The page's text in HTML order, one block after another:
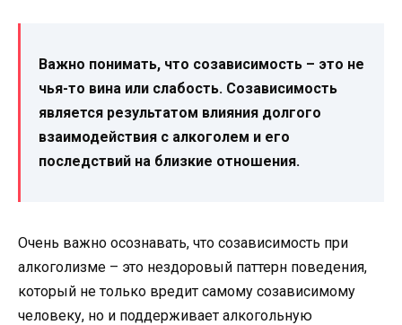
Важно понимать, что созависимость – это не
чья-то вина или слабость. Созависимость
является результатом влияния долгого
взаимодействия с алкоголем и его
последствий на близкие отношения.
Очень важно осознавать, что созависимость при
алкоголизме – это нездоровый паттерн поведения,
который не только вредит самому созависимому
человеку, но и поддерживает алкогольную